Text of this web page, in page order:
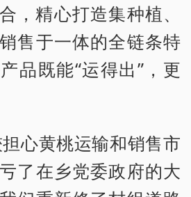
，精心打造集种植、
售于一体的全链条特
品既能“运得出”，更
心黄桃运输和销售市
了在乡党委政府的大